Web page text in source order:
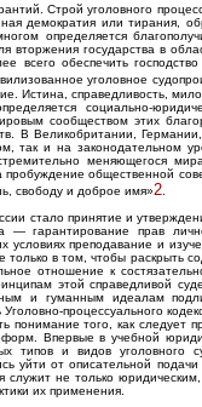
Строй уголовного
демократия или тирания,
определяется
вторжения государства в
всего обеспечить
уголовное
Истина, справедливость,
социально-
сообществом этих
В Великобритании,
так и на законодательном
меняющегося
общественной
свободу и доброе имя»2
стало принятие и
— гарантирование прав
преподавание и
в том, чтобы раскрыть
отношение к
этой справедливой
и гуманным идеалам
процессуального
того, как следует
Впервые в учебной
типов и видов уголовного
уйти от описательной
служит не только
их применения.